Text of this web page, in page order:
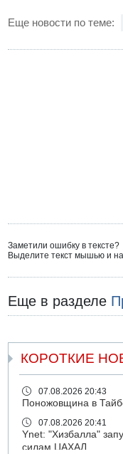
Еще новости по теме:
Заметили ошибку в тексте?
Выделите текст мышью и
Еще в разделе
КОРОТКИЕ
07.08.2026 20:43
Поножовщина в
07.08.2026 20:41
Ynet: "Хизбалла"
силам ЦАХАЛ